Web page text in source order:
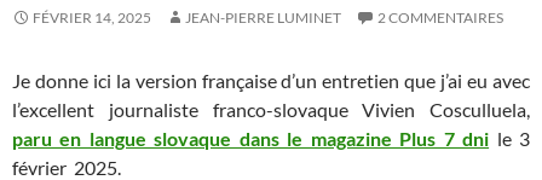
FÉVRIER 14, 2025 JEAN-PIERRE LUMINET 2 COMMENTAIRES
Je donne ici la version française d’un entretien que j’ai eu avec
l’excellent journaliste franco-slovaque Vivien Cosculluela,
paru en langue slovaque dans le magazine Plus 7 dni le 3
février 2025.